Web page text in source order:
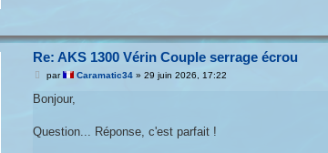
Re: AKS 1300 Vérin Couple serrage écrou
M
s
g
par Caramatic34 »29 juin 2026, 17:22
Bonjour,
Question... Réponse, c'est parfait !